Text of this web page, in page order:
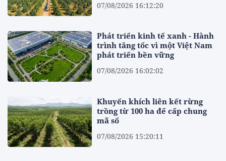
07/08/2026 16:12:20
Phát triển kinh tế xanh - Hành
trình tăng tốc vì một Việt Nam
phát triển bền vững
07/08/2026 16:02:02
Khuyến khích liên kết rừng
trồng từ 100 ha để cấp chung
mã số
07/08/2026 15:20:11